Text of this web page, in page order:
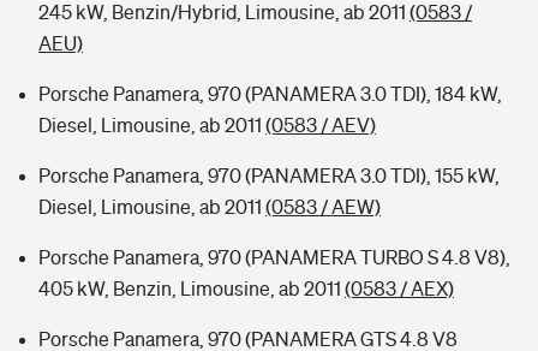
245 kW, Benzin/Hybrid, Limousine, ab 2011 (0583 /
AEU)
Porsche Panamera, 970 (PANAMERA 3.0 TDI), 184 kW,
Diesel, Limousine, ab 2011 (0583 / AEV)
Porsche Panamera, 970 (PANAMERA 3.0 TDI), 155 kW,
Diesel, Limousine, ab 2011 (0583 / AEW)
Porsche Panamera, 970 (PANAMERA TURBO S 4.8 V8),
405 kW, Benzin, Limousine, ab 2011 (0583 / AEX)
Porsche Panamera, 970 (PANAMERA GTS 4.8 V8